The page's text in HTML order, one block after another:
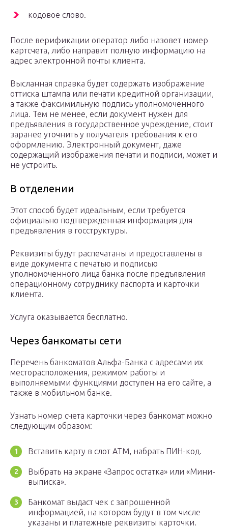
кодовое слово.
После верификации оператор либо назовет номер
картсчета, либо направит полную информацию на
адрес электронной почты клиента.
Высланная справка будет содержать изображение
оттиска штампа или печати кредитной организации,
а также факсимильную подпись уполномоченного
лица. Тем не менее, если документ нужен для
предъявления в государственное учреждение, стоит
заранее уточнить у получателя требования к его
оформлению. Электронный документ, даже
содержащий изображения печати и подписи, может и
не устроить.
В отделении
Этот способ будет идеальным, если требуется
официально подтвержденная информация для
предъявления в госструктуры.
Реквизиты будут распечатаны и предоставлены в
виде документа с печатью и подписью
уполномоченного лица банка после предъявления
операционному сотруднику паспорта и карточки
клиента.
Услуга оказывается бесплатно.
Через банкоматы сети
Перечень банкоматов Альфа-Банка с адресами их
месторасположения, режимом работы и
выполняемыми функциями доступен на его сайте, а
также в мобильном банке.
Узнать номер счета карточки через банкомат можно
следующим образом:
Вставить карту в слот АТМ, набрать ПИН-код.
Выбрать на экране «Запрос остатка» или «Мини-
выписка».
Банкомат выдаст чек с запрошенной
информацией, на котором будут в том числе
указаны и платежные реквизиты карточки.